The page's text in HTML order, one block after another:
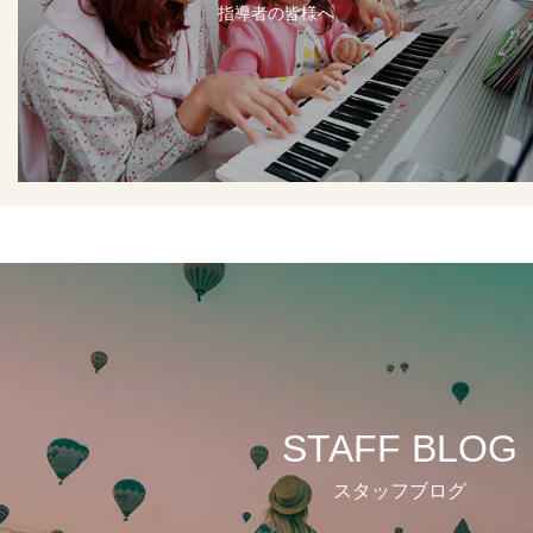
指導者の皆様へ
STAFF BLOG
スタッフブログ